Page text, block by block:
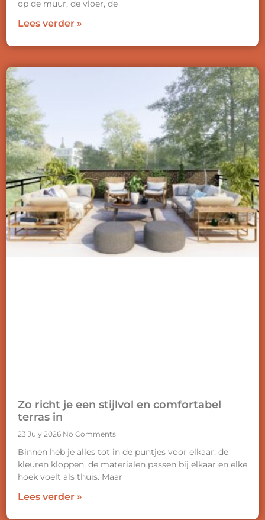
op de muur, de vloer, de
Lees verder »
Zo richt je een stijlvol en comfortabel
terras in
23 July 2026 No Comments
Binnen heb je alles tot in de puntjes voor elkaar: de
kleuren kloppen, de materialen passen bij elkaar en elke
hoek voelt als thuis. Maar
Lees verder »